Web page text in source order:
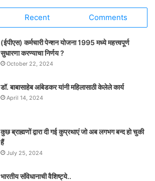
Recent Comments
(ईपीएस) कर्मचारी पेन्शन योजना 1995 मध्ये महत्त्वपूर्ण
सुधारणा करण्याचा निर्णय ?
October 22, 2024
डॉ. बाबासाहेब आंबेडकर यांनी महिलासाठी केलेले कार्य
April 14, 2024
कुछ ब्राह्मणों द्वारा दी गई कुप्रथाएं जो अब लगभग बन्द हो चुकी
हैं
July 25, 2024
भारतीय संविधानाची वैशिष्ट्ये..